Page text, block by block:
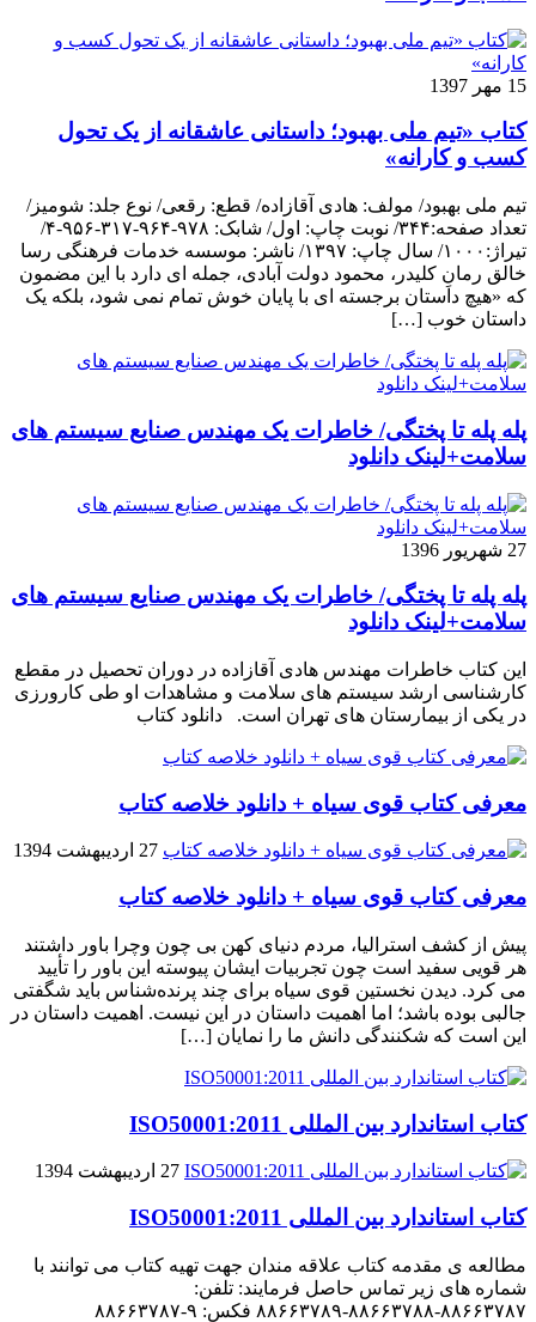
15 مهر 1397
کتاب «تیم ملی بهبود؛ داستانی عاشقانه از یک تحول
کسب و کارانه»
تیم ملی بهبود/ مولف: هادی آقازاده/ قطع: رقعی/ نوع جلد: شومیز/
تعداد صفحه:۳۴۴/ نوبت چاپ: اول/ شابک: ۹۷۸-۹۶۴-۳۱۷-۹۵۶-۴/
تیراژ:۱۰۰۰/ سال چاپ: ۱۳۹۷/ ناشر: موسسه خدمات فرهنگی رسا
خالق رمانِ کلیدر، محمود دولت آبادی، جمله ای دارد با این مضمون
که «هیچ داستان برجسته ای با پایان خوش تمام نمی شود، بلکه یک
داستان خوب […]
پله پله تا پختگی/ خاطرات یک مهندس صنایع سیستم های
سلامت+لینک دانلود
27 شهریور 1396
پله پله تا پختگی/ خاطرات یک مهندس صنایع سیستم های
سلامت+لینک دانلود
این کتاب خاطرات مهندس هادی آقازاده در دوران تحصیل در مقطع
کارشناسی ارشد سیستم های سلامت و مشاهدات او طی کارورزی
در یکی از بیمارستان های تهران است. دانلود کتاب
معرفی کتاب قوی سیاه + دانلود خلاصه کتاب
27 اردیبهشت 1394
معرفی کتاب قوی سیاه + دانلود خلاصه کتاب
پیش از کشف استرالیا، مردم دنیاى کهن بی چون وچرا باور داشتند
هر قویى سفید است چون تجربیات ایشان پیوسته این باور را تأیید
می کرد. دیدن نخستین قوى سیاه براى چند پرنده‌شناس باید شگفتى
جالبى بوده باشد؛ اما اهمیت داستان در این نیست. اهمیت داستان در
این است که شکنندگى دانش ما را نمایان […]
کتاب استاندارد بین المللی ISO50001:2011
27 اردیبهشت 1394
کتاب استاندارد بین المللی ISO50001:2011
مطالعه ی مقدمه کتاب علاقه مندان جهت تهیه کتاب می توانند با
شماره های زیر تماس حاصل فرمایند: تلفن:
۸۸۶۶۳۷۸۷-۸۸۶۶۳۷۸۸-۸۸۶۶۳۷۸۹ فکس: ۹-۸۸۶۶۳۷۸۷